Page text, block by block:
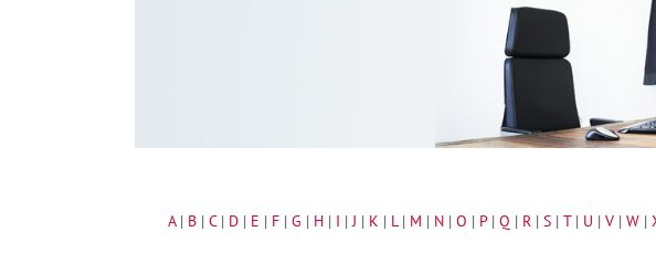
A| B | C| D | E | F | G | H | I |J | K | L| M | N | O | P| Q | R | S | T| U | V | W |